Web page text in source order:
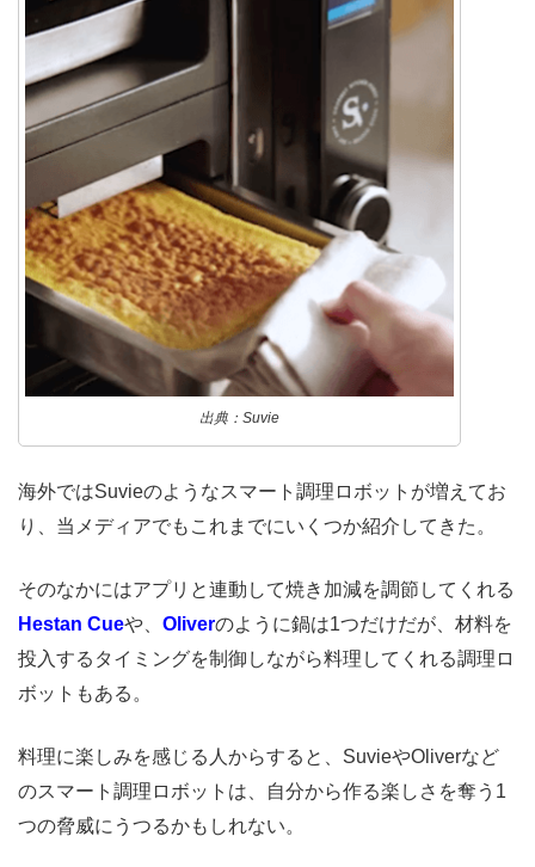
出典：Suvie
海外ではSuvieのようなスマート調理ロボットが増えてお
り、当メディアでもこれまでにいくつか紹介してきた。
そのなかにはアプリと連動して焼き加減を調節してくれる
Hestan Cueや、 Oliverのように鍋は1つだけだが、材料を
投入するタイミングを制御しながら料理してくれる調理ロ
ボットもある。
料理に楽しみを感じる人からすると、SuvieやOliverなど
のスマート調理ロボットは、自分から作る楽しさを奪う1
つの脅威にうつるかもしれない。